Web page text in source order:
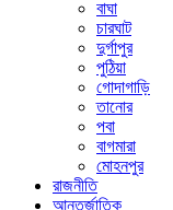
বাঘা
চারঘাট
দুর্গাপুর
পুঠিয়া
গোদাগাড়ি
তানোর
পবা
বাগমারা
মোহনপুর
রাজনীতি
আন্তর্জাতিক